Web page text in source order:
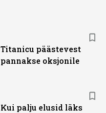
Titanicu päästevest
pannakse oksjonile
Kui palju elusid läks